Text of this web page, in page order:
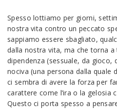
Spesso lottiamo per giorni,
nostra vita contro un peccato
sappiamo essere sbagliato,
dalla nostra vita, ma che torna a
dipendenza (sessuale, da gioco,
nociva (una persona dalla quale
ci sembra di avere la forza per
carattere come l’ira o la gelosia
Questo ci porta spesso a